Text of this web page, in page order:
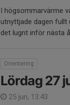
I högsommarvärme
utnyttjade dagen fullt
det lugnt inför nästa
Orientering
Lördag 27
25 jun, 13:43